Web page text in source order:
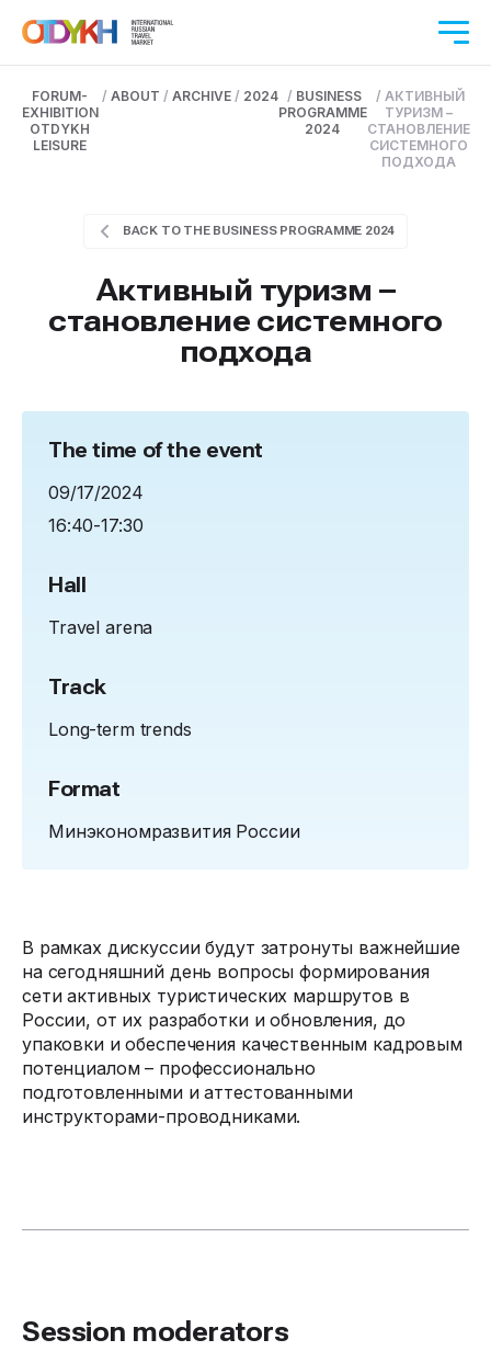
FORUM-
EXHIBITION
OTDYKH
LEISURE
/ ABOUT / ARCHIVE/ 2024 / BUSINESS
PROGRAMME
2024
/ АКТИВНЫЙ
ТУРИЗМ –
СТАНОВЛЕНИЕ
СИСТЕМНОГО
ПОДХОДА
BACK TO THE BUSINESS PROGRAMME 2024
Активный туризм –
становление системного
подхода
The time of the event
09/17/2024
16:40-17:30
Hall
Travel arena
Track
Long-term trends
Format
Минэкономразвития России
В рамках дискуссии будут затронуты важнейшие
на сегодняшний день вопросы формирования
сети активных туристических маршрутов в
России, от их разработки и обновления, до
упаковки и обеспечения качественным кадровым
потенциалом – профессионально
подготовленными и аттестованными
инструкторами-проводниками.
Session moderators